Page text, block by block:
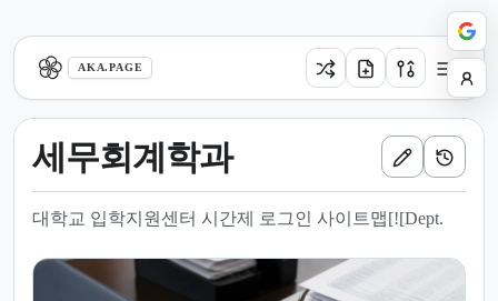
AKA.PAGE
세무회계학과
대학교 입학지원센터 시간제 로그인 사이트맵[![Dept.